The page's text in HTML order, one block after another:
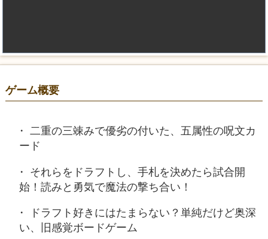
ゲーム概要
二重の三竦みで優劣の付いた、五属性の呪文カ
ード
それらをドラフトし、手札を決めたら試合開
始！読みと勇気で魔法の撃ち合い！
ドラフト好きにはたまらない？単純だけど奥深
い、旧感覚ボードゲーム